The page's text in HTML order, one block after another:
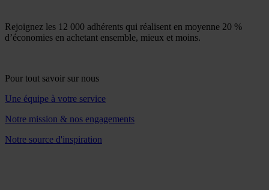
Rejoignez les 12 000 adhérents qui réalisent en moyenne 20 %
d’économies en achetant ensemble, mieux et moins.
Pour tout savoir sur nous
Une équipe à votre service
Notre mission & nos engagements
Notre source d'inspiration